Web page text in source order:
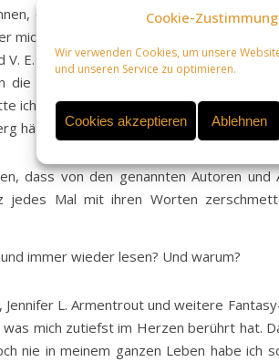
Cookie-
Wir verwenden Cookies, um unsere
und unseren Service zu optimieren.
Cookies akzeptieren Ablehnen
die mich immer wieder aufs Neue
wirklich inspiriert. Aber wenn ich
E. Schwab. Sarah J. Maas hat mich aus
Ideen in mir wie richtige Blumen.
ich nicht mehr mit dem Malen
hätte ich es wohl nie gewagt, selbst
dass von den genannten Autoren und
Mal mit ihren Worten
immer wieder lesen? Und warum?
Jennifer L. Armentrout und weitere
mich zutiefst im Herzen berührt hat.
nie in meinem ganzen Leben habe ich